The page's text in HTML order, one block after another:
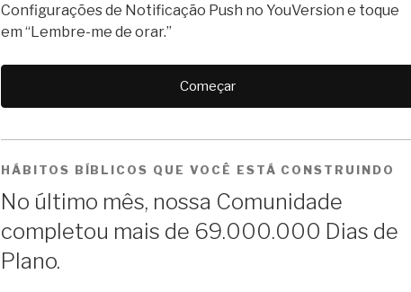
Configurações de Notificação Push no YouVersion e toque
em “Lembre-me de orar.”
Começar
HÁBITOS BÍBLICOS QUE VOCÊ ESTÁ CONSTRUINDO
No último mês, nossa Comunidade
completou mais de 69.000.000 Dias de
Plano.